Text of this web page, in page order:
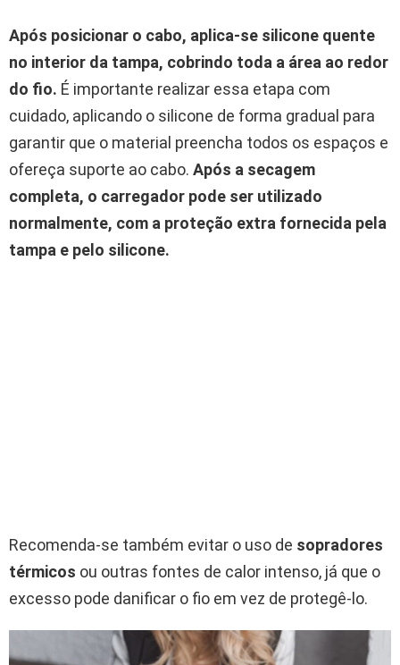
Após posicionar o cabo, aplica-se silicone quente
no interior da tampa, cobrindo toda a área ao redor
do fio. É importante realizar essa etapa com
cuidado, aplicando o silicone de forma gradual para
garantir que o material preencha todos os espaços e
ofereça suporte ao cabo. Após a secagem
completa, o carregador pode ser utilizado
normalmente, com a proteção extra fornecida pela
tampa e pelo silicone.
Recomenda-se também evitar o uso de sopradores
térmicos ou outras fontes de calor intenso, já que o
excesso pode danificar o fio em vez de protegê-lo.